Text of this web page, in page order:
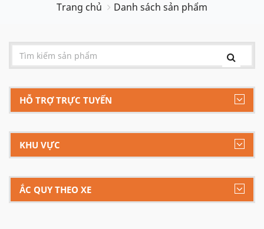
Trang chủ Danh sách sản phẩm
HỖ TRỢ TRỰC TUYẾN
KHU VỰC
ẮC QUY THEO XE